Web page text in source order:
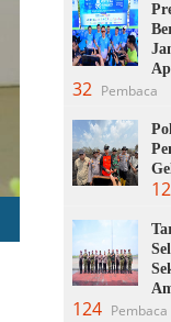
32 Pembaca
124 Pembaca